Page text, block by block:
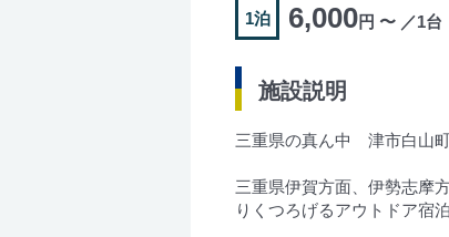
1泊 6,000円 〜 ／1台
施設説明
三重県の真ん中 津市白山
三重県伊賀方面、伊勢志摩
りくつろげるアウトドア宿